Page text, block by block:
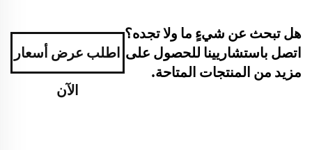
هل تبحث عن شيءٍ ما ولا تجده؟
اتصل باستشاريينا للحصول على
مزيد من المنتجات المتاحة.
اطلب عرض أسعار
الآن